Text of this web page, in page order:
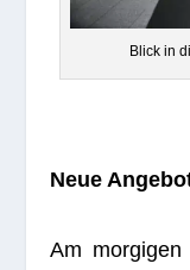
Blick in
Neue
Am